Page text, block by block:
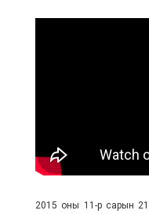
2015 оны 11-р сарын